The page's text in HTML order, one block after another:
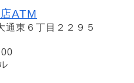
ATM
通東６丁目２２９５